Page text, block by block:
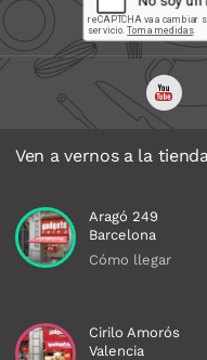
Ven a vernos a la tienda
Aragó 249
Barcelona
Cómo llegar
Cirilo Amorós
Valencia